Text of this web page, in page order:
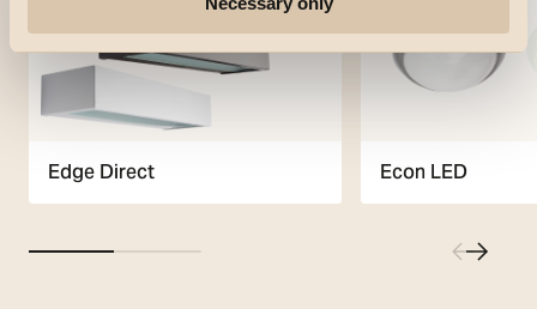
Edge Direct Econ LED